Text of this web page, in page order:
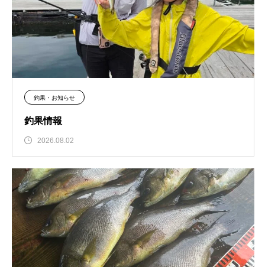
釣果・お知らせ
釣果情報
2026.08.02